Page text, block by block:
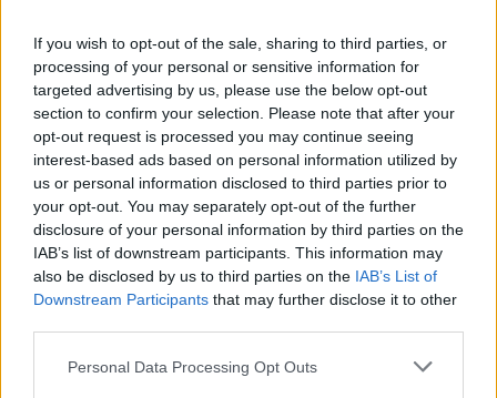
If you wish to opt-out of the sale, sharing to third parties, or
processing of your personal or sensitive information for
targeted advertising by us, please use the below opt-out
section to confirm your selection. Please note that after your
opt-out request is processed you may continue seeing
interest-based ads based on personal information utilized by
us or personal information disclosed to third parties prior to
your opt-out. You may separately opt-out of the further
disclosure of your personal information by third parties on the
IAB’s list of downstream participants. This information may
also be disclosed by us to third parties on the IAB’s List of
Downstream Participants that may further disclose it to other
Please note that this website/app uses one or more Google
Personal Data Processing Opt Outs
Όλοι έχουμε ανάγκη από ένα διάλειμμα οπότε, ακόμα
και αν ο μαθητής έχει κενά, καλό είναι να του αφήσετε
ένα χρονικό διάστημα να γεμίσει τις μπαταρίες του.
Όταν δηλαδή έχει διακοπές από το σχολείο, οφείλει να
έχει διακοπές και από την εκμάθηση της ξένης
γλώσσας.
Ποτέ δεν είναι αργά για ένα νέο ξεκίνημα